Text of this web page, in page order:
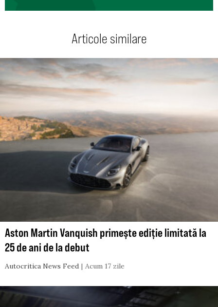
Articole similare
Aston Martin Vanquish primește ediție limitată la
25 de ani de la debut
Autocritica News Feed Acum 17 zile